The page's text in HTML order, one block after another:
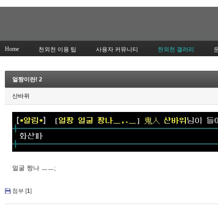
Home 천외천 이용 팁 사용자 커뮤니티 천외천 갤러리
얼짱이란! 2
산바위
얼굴 짱나 ㅡㅡ;
첨부 [1]